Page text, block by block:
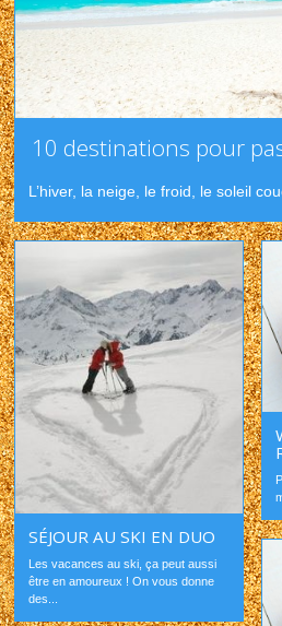
10 destinations pour
L’hiver, la neige, le froid, le soleil
SÉJOUR AU SKI EN DUO
Les vacances au ski, ça peut aussi
être en amoureux ! On vous donne
des...